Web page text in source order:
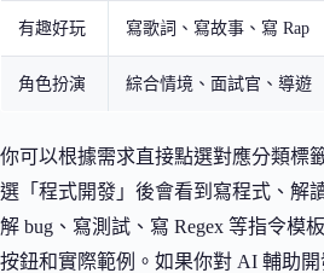
有趣好玩 寫歌詞、寫故事、寫 Rap
角色扮演 綜合情境、面試官、導遊
你可以根據需求直接點選對應分類標
選「程式開發」後會看到寫程式、解
解 bug、寫測試、寫 Regex 等指令模
按鈕和實際範例。如果你對 AI 輔助